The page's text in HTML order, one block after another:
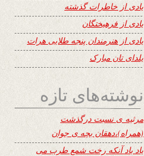
یادی از خاطرات گذشته
یادی از فرهیختگان
یادی از هنرمندان پنجه طلایی هرات
یلدای تان مبارک
نوشته‌های تازه
مرثیه ی نسبت درگذشت
(همراه)،دهقان بچه ی جوان
یاد باد آنکه رخت شمع طرب می